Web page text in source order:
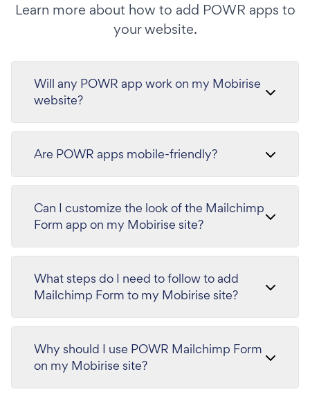
Learn more about how to add POWR apps to
your website.
Will any POWR app work on my Mobirise
website?
Are POWR apps mobile-friendly?
Can I customize the look of the Mailchimp
Form app on my Mobirise site?
What steps do I need to follow to add
Mailchimp Form to my Mobirise site?
Why should I use POWR Mailchimp Form
on my Mobirise site?